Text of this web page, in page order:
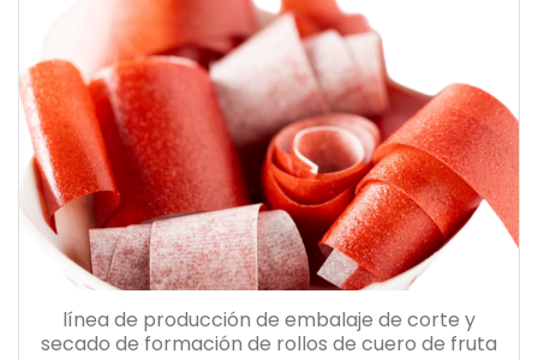
línea de producción de embalaje de corte y
secado de formación de rollos de cuero de fruta